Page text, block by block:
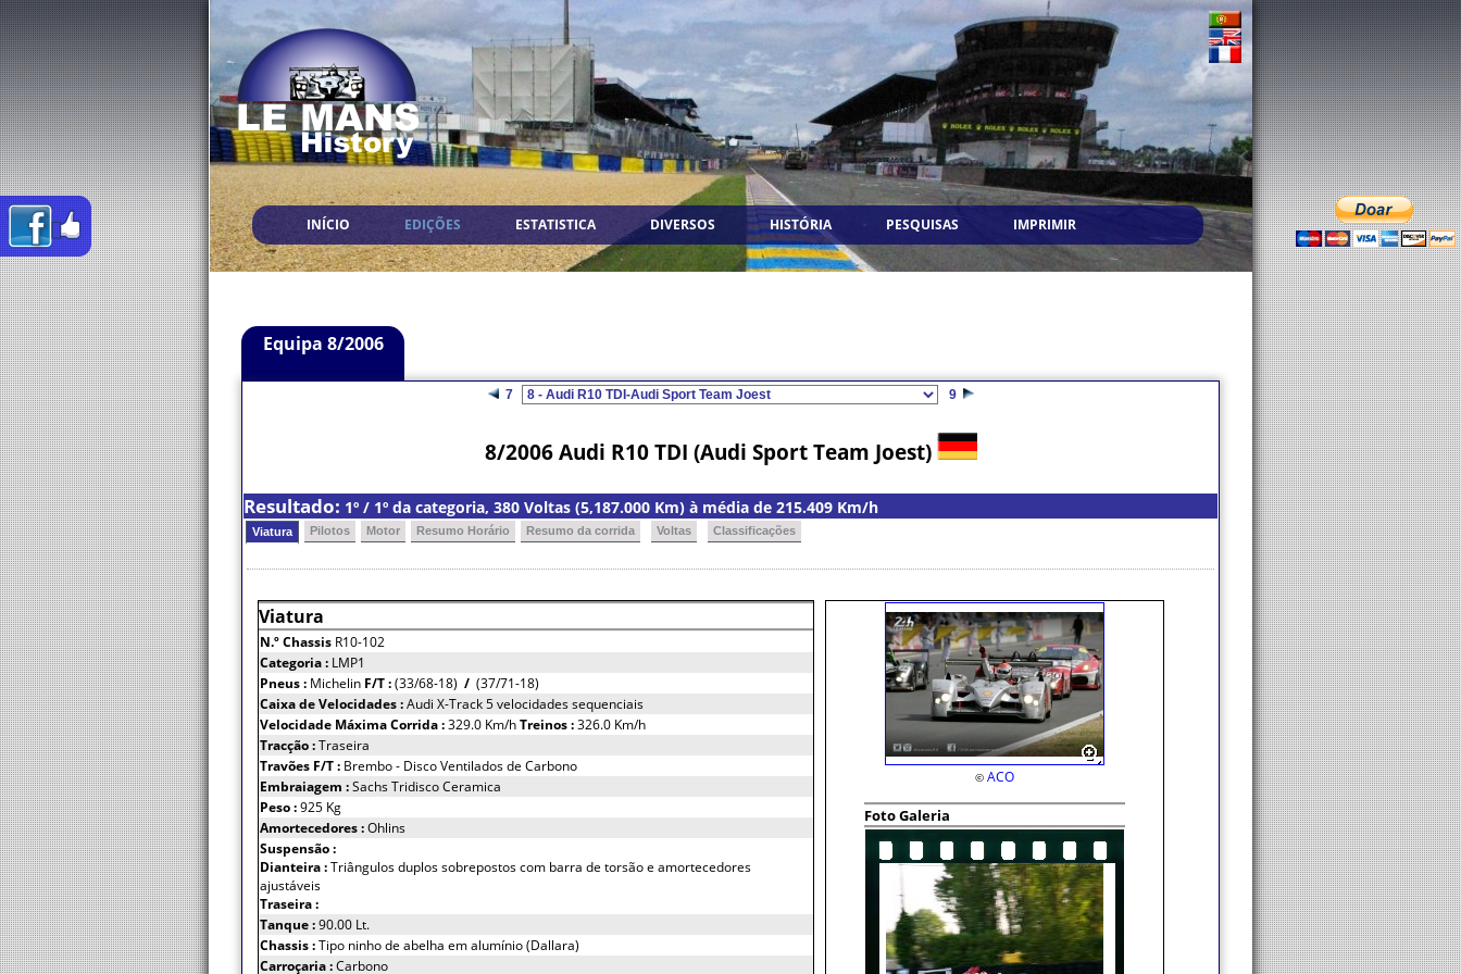
INÍCIO EDIÇÕES ESTATISTICA DIVERSOS HISTÓRIA PESQUISAS IMPRIMIR
Equipa 8/2006
7 9
8/2006 Audi R10 TDI (Audi Sport Team Joest)
Resultado: 1º / 1º da categoria, 380 Voltas (5,187.000 Km) à média de 215.409 Km/h
Viatura Pilotos Motor Resumo Horário Resumo da corrida Voltas Classificações
Viatura
N.º Chassis R10-102
Categoria : LMP1
Pneus : Michelin F/T :(33/68-18) / (37/71-18)
Caixa de Velocidades :Audi X-Track 5 velocidades sequenciais
Velocidade Máxima Corrida :329.0 Km/hTreinos :326.0 Km/h
Tracção :Traseira
Travões F/T : Brembo - Disco Ventilados de Carbono
Embraiagem :Sachs Tridisco Ceramica
Peso :925 Kg
Amortecedores :Ohlins
Suspensão :
Dianteira :Triângulos duplos sobrepostos com barra de torsão e amortecedores
ajustáveis
Traseira :
Tanque :90.00 Lt.
Chassis :Tipo ninho de abelha em alumínio (Dallara)
Carroçaria :Carbono
© ACO
Foto Galeria